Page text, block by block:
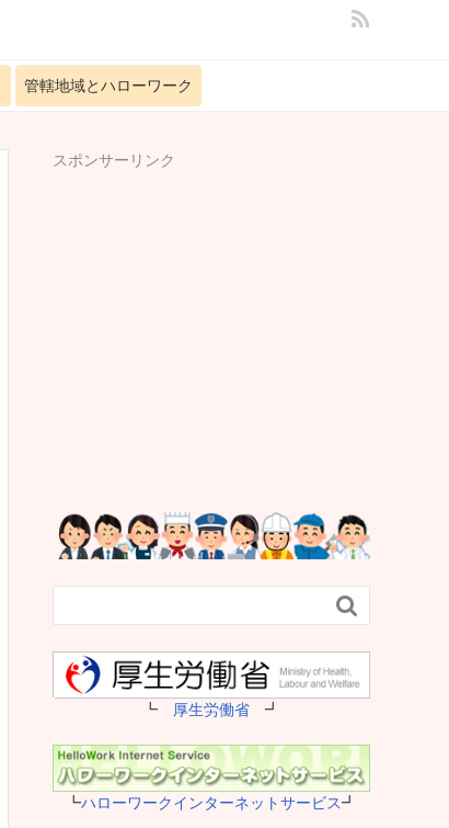
管轄地域とハローワーク
スポンサーリンク

┗ 厚生労働省 ┛
┗ハローワークインターネットサービス┛